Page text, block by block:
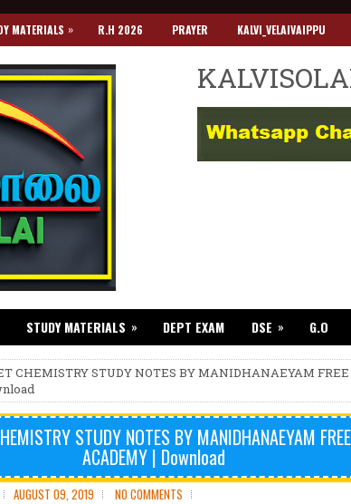
MATERIALS » R.H 2026 PRAYER KALVI_VELAIVAIPPU
STUDY MATERIALS » DEPT EXAM DSE » G.O
CHEMISTRY STUDY NOTES BY MANIDHANAEYAM
STUDY NOTES BY MANIDHANAEYAM
ACADEMY | Download
AUGUST 09, 2019 NO COMMENTS